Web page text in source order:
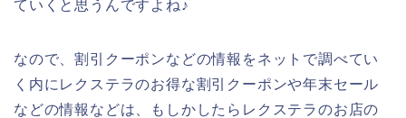
ていくと思うんですよね♪
なので、割引クーポンなどの情報をネットで調べてい
く内にレクステラのお得な割引クーポンや年末セール
などの情報などは、もしかしたらレクステラのお店の